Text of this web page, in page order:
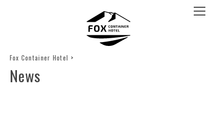
Fox Container Hotel >
News